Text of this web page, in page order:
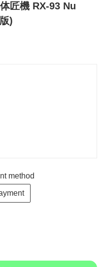
匠機 RX-93 Nu
)
method